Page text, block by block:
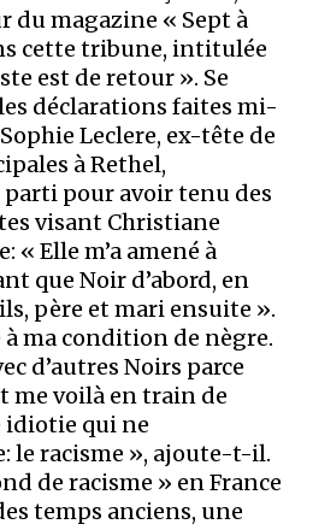
du magazine « Sept à
cette tribune, intitulée
est de retour ». Se
déclarations faites mi-
Leclere, ex-tête de
à Rethel,
parti pour avoir tenu des
visant Christiane
« Elle m’a amené à
que Noir d’abord, en
père et mari ensuite ».
ma condition de nègre.
d’autres Noirs parce
me voilà en train de
idiotie qui ne
le racisme », ajoute-t-il.
de racisme » en France
temps anciens, une